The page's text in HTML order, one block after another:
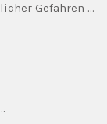
Gefahren …